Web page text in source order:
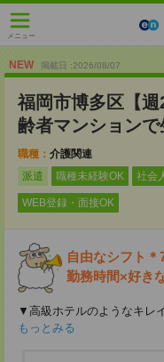
メニュー
NEW 掲載日 :2026/08/07
福岡市博多区【
齢者マンションで
職種： 介護関連
派遣
職種未経験OK 社会
WEB登録・面接OK
自由なシフト
勤務時間×好き
▼高級ホテルのようなキレ
もっとみる